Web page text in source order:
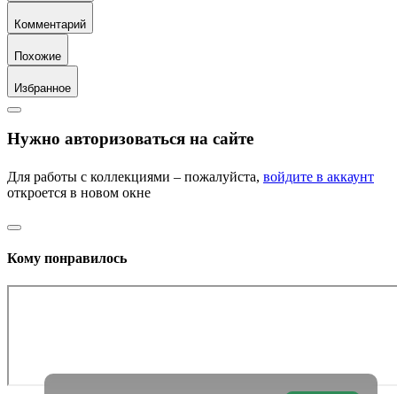
Комментарий
Похожие
Избранное
Нужно авторизоваться на сайте
Для работы с коллекциями – пожалуйста, войдите в аккаунт
откроется в новом окне
Кому понравилось